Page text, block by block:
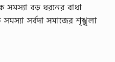
সমস্যা বড় ধরনের বাধা
সর্বদা সমাজের শৃঙ্খলা